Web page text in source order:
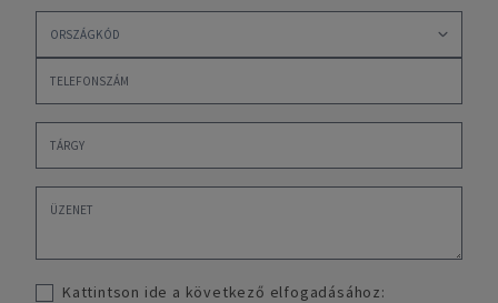
Kattintson ide a következő elfogadásához: